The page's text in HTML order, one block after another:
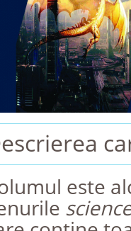
este